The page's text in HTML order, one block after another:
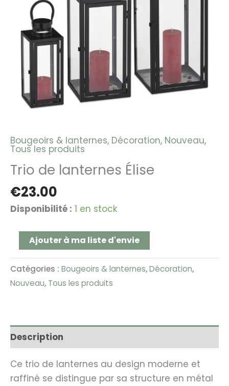
Bougeoirs & lanternes, Décoration, Nouveau,
Tous les produits
Trio de lanternes Élise
€23.00
Disponibilité : 1 en stock
Ajouter à ma liste d'envie
Catégories : Bougeoirs & lanternes,Décoration,
Nouveau, Tous les produits
Description
Ce trio de lanternes au design moderne et
raffiné se distingue par sa structure en métal